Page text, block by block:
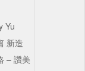
Yu
新造
– 讚美